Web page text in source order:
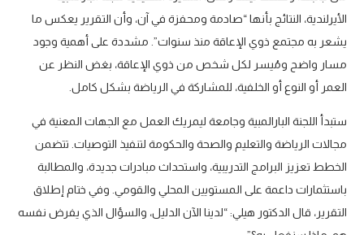
الأيرلندية، النتائج بأنها “صادمة ومحفزة في آن، وأن التقرير يعكس ما
يشعر به مجتمع ذوي الإعاقة منذ سنوات”. مشددة على أهمية وجود
مسار واضح ومُيسر لكل شخص من ذوي الإعاقة، بغض النظر عن
العمر أو النوع أو الخلفية، للمشاركة في الرياضة بشكل كامل.
ستبدأ اللجنة البارالمبية وجامعة ليمريك العمل مع الجهات المعنية في
مجالات الرياضة والتعليم والصحة والحكومة لتنفيذ التوصيات. تتضمن
الخطط تعزيز البرامج التدريبية، واستحداث مبادرات جديدة، والمطالبة
باستثمارات داعمة على المستويين المحلي والقومي. وفي ختام إطلاق
التقرير، قال الدكتور هيلي: “لدينا الآن الدليل، والسؤال الذي يفرض نفسه